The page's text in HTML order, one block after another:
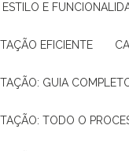
ESTILO E
EFICIENTE
GUIA
TODO O